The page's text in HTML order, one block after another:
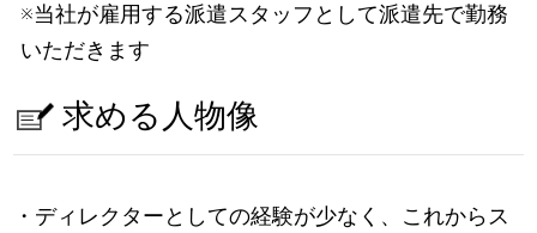
※当社が雇用する派遣スタッフとして派遣先で勤務
いただきます
求める人物像
・ディレクターとしての経験が少なく、これからス